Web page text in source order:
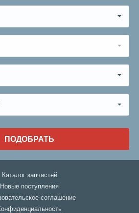
ПОДОБРАТЬ
Каталог запчастей
Новые поступления
соглашение